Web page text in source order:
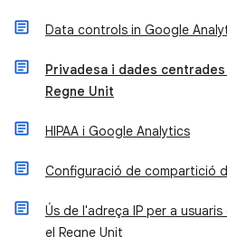
Data controls in Google
Privadesa i dades centrades
Regne Unit
HIPAA i Google Analytics
Configuració de compartició
Ús de l'adreça IP per a
el Regne Unit